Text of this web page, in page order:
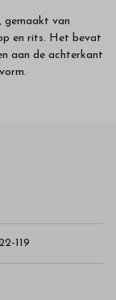
gemaakt van
en rits. Het bevat
aan de achterkant
119